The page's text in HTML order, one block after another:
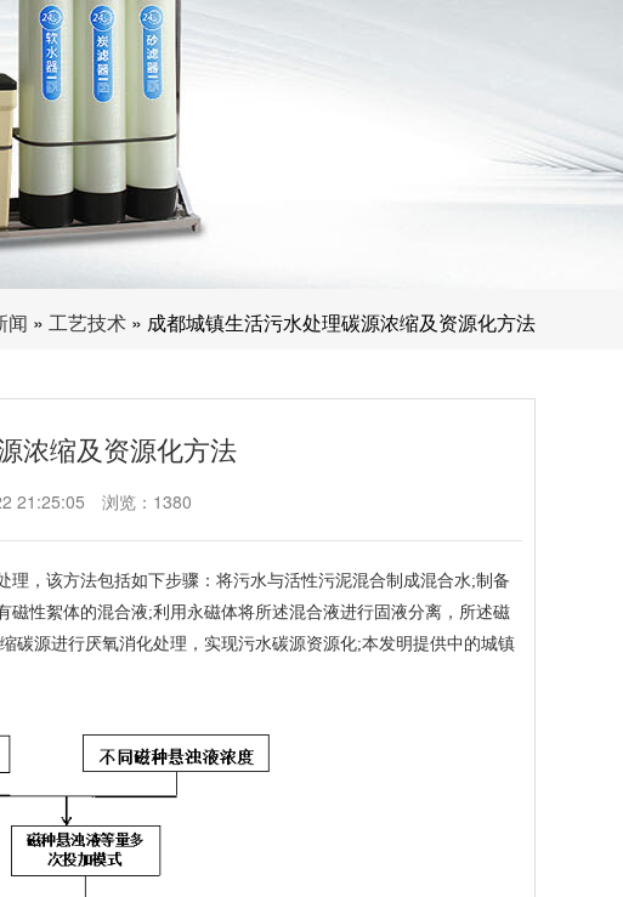
闻 » 工艺技术 » 成都城镇生活污水处理碳源浓缩及资源化方法
浓缩及资源化方法
21:25:05 浏览：1380
，该方法包括如下步骤：将污水与活性污泥混合制成混合水;制备
性絮体的混合液;利用永磁体将所述混合液进行固液分离，所述磁
碳源进行厌氧消化处理，实现污水碳源资源化;本发明提供中的城镇